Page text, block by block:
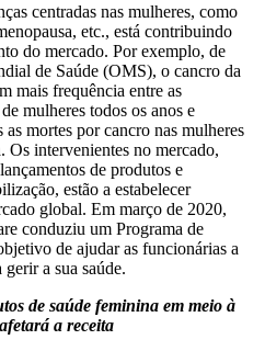
centradas nas mulheres, como
etc., está contribuindo
do mercado. Por exemplo, de
de Saúde (OMS), o cancro da
mais frequência entre as
mulheres todos os anos e
mortes por cancro nas mulheres
Os intervenientes no mercado,
de produtos e
estão a estabelecer
global. Em março de 2020,
conduziu um Programa de
de ajudar as funcionárias a
a sua saúde.
de saúde feminina em meio à
a receita